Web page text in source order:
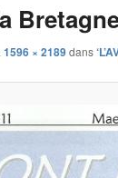
1596 × 2189dans